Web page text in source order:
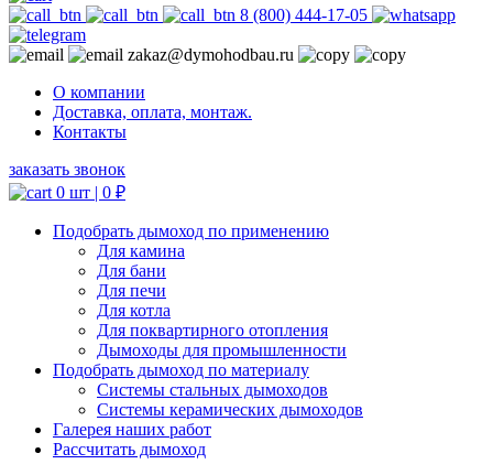
8 (800) 444-17-05
zakaz@dymohodbau.ru
О компании
Доставка, оплата, монтаж.
Контакты
заказать звонок
0 шт | 0 ₽
Подобрать дымоход по применению
Для камина
Для бани
Для печи
Для котла
Для поквартирного отопления
Дымоходы для промышленности
Подобрать дымоход по материалу
Системы стальных дымоходов
Системы керамических дымоходов
Галерея наших работ
Рассчитать дымоход